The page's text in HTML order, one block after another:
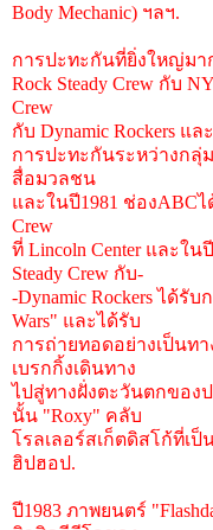
Body Mechanic) ฯลฯ.
การปะทะกันที่ยิ่งใหญ่ม
Rock Steady Crew กับ
Crew
กับ Dynamic Rockers แ
การปะทะกันระหว่างกลุ่
สื่อมวลชน
และในปี1981 ช่องABC
Crew
ที่ Lincoln Center และใ
Steady Crew กับ-
-Dynamic Rockers ได้รั
Wars" และได้รับ
การถ่ายทอดอย่างเป็นท
เบรกกิ้งเดินทาง
ไปสู่ทางฝั่งตะวันตกของ
นั้น "Roxy" คลับ
โรลเลอร์สเก็ตดิสโก้ที่เ
ฮิปฮอป.
ปี1983 ภาพยนตร์